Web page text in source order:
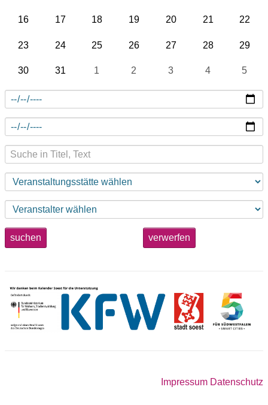
16 17 18 19 20 21 22
23 24 25 26 27 28 29
30 31 1 2 3 4 5
suchen verwerfen
Impressum Datenschutz